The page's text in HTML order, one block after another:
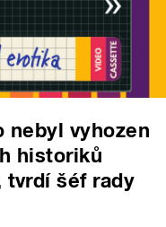
nebyl vyhozen
historiků
tvrdí šéf rady